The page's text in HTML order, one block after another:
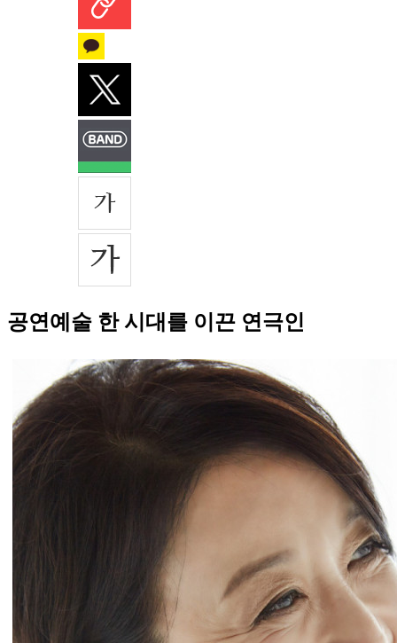
공연예술 한 시대를 이끈 연극인